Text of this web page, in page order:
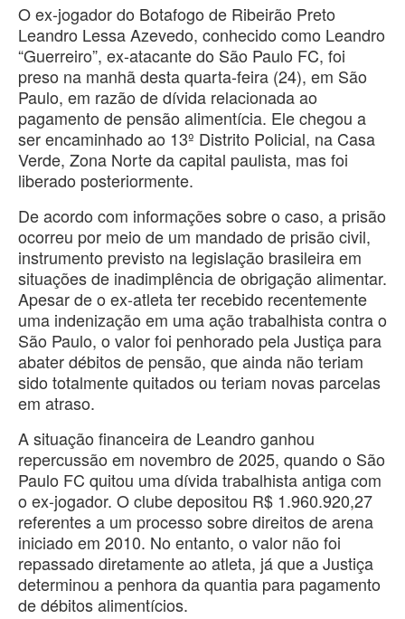
O ex-jogador do Botafogo de Ribeirão Preto
Leandro Lessa Azevedo, conhecido como Leandro
“Guerreiro”, ex-atacante do São Paulo FC, foi
preso na manhã desta quarta-feira (24), em São
Paulo, em razão de dívida relacionada ao
pagamento de pensão alimentícia. Ele chegou a
ser encaminhado ao 13º Distrito Policial, na Casa
Verde, Zona Norte da capital paulista, mas foi
liberado posteriormente.
De acordo com informações sobre o caso, a prisão
ocorreu por meio de um mandado de prisão civil,
instrumento previsto na legislação brasileira em
situações de inadimplência de obrigação alimentar.
Apesar de o ex-atleta ter recebido recentemente
uma indenização em uma ação trabalhista contra o
São Paulo, o valor foi penhorado pela Justiça para
abater débitos de pensão, que ainda não teriam
sido totalmente quitados ou teriam novas parcelas
em atraso.
A situação financeira de Leandro ganhou
repercussão em novembro de 2025, quando o São
Paulo FC quitou uma dívida trabalhista antiga com
o ex-jogador. O clube depositou R$ 1.960.920,27
referentes a um processo sobre direitos de arena
iniciado em 2010. No entanto, o valor não foi
repassado diretamente ao atleta, já que a Justiça
determinou a penhora da quantia para pagamento
de débitos alimentícios.